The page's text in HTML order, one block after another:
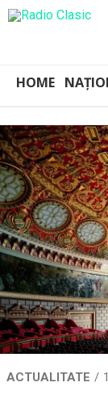
HOME
ACTUALITATE